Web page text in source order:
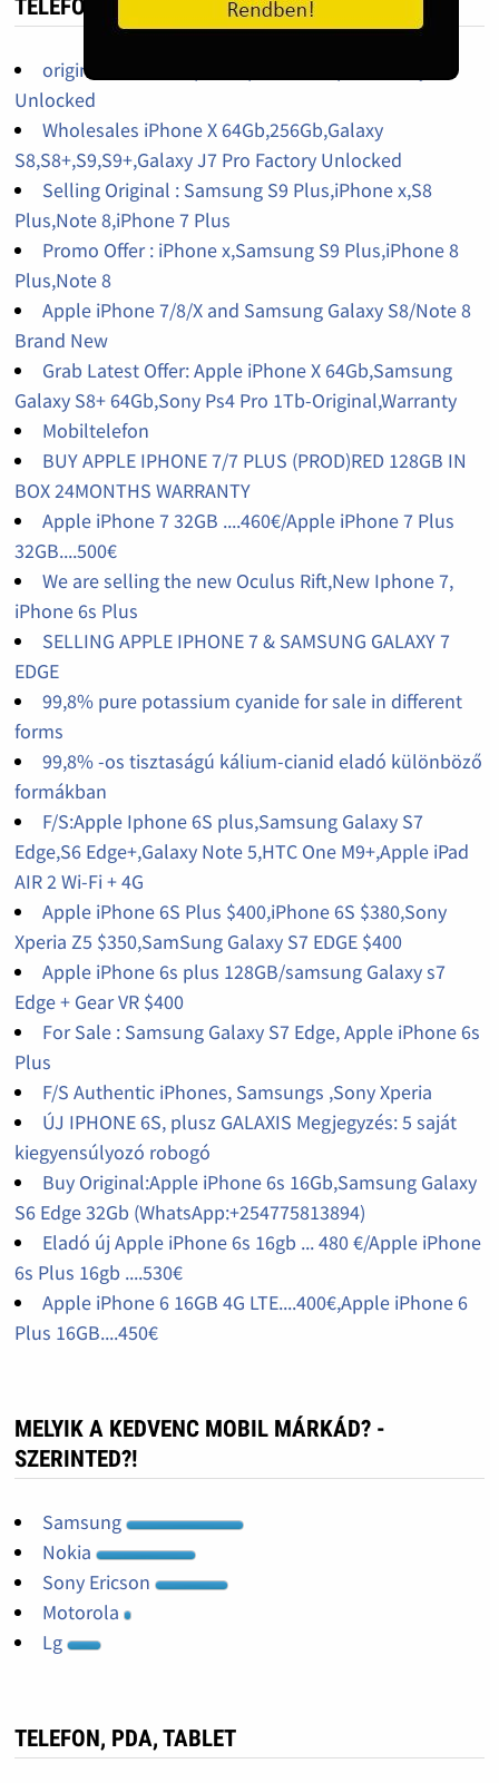
TELEFON HIRDETÉS
original iPhone 14pro,14promax,13pro factory
Unlocked
Wholesales iPhone X 64Gb,256Gb,Galaxy
S8,S8+,S9,S9+,Galaxy J7 Pro Factory Unlocked
Selling Original : Samsung S9 Plus,iPhone x,S8
Plus,Note 8,iPhone 7 Plus
Promo Offer : iPhone x,Samsung S9 Plus,iPhone 8
Plus,Note 8
Apple iPhone 7/8/X and Samsung Galaxy S8/Note 8
Brand New
Grab Latest Offer: Apple iPhone X 64Gb,Samsung
Galaxy S8+ 64Gb,Sony Ps4 Pro 1Tb-Original,Warranty
Mobiltelefon
BUY APPLE IPHONE 7/7 PLUS (PROD)RED 128GB IN
BOX 24MONTHS WARRANTY
Apple iPhone 7 32GB ....460€/Apple iPhone 7 Plus
32GB....500€
We are selling the new Oculus Rift,New Iphone 7,
iPhone 6s Plus
SELLING APPLE IPHONE 7 & SAMSUNG GALAXY 7
EDGE
99,8% pure potassium cyanide for sale in different
forms
99,8% -os tisztaságú kálium-cianid eladó különböző
formákban
F/S:Apple Iphone 6S plus,Samsung Galaxy S7
Edge,S6 Edge+,Galaxy Note 5,HTC One M9+,Apple iPad
AIR 2 Wi-Fi + 4G
Apple iPhone 6S Plus $400,iPhone 6S $380,Sony
Xperia Z5 $350,SamSung Galaxy S7 EDGE $400
Apple iPhone 6s plus 128GB/samsung Galaxy s7
Edge + Gear VR $400
For Sale : Samsung Galaxy S7 Edge, Apple iPhone 6s
Plus
F/S Authentic iPhones, Samsungs ,Sony Xperia
ÚJ IPHONE 6S, plusz GALAXIS Megjegyzés: 5 saját
kiegyensúlyozó robogó
Buy Original:Apple iPhone 6s 16Gb,Samsung Galaxy
S6 Edge 32Gb (WhatsApp:+254775813894)
Eladó új Apple iPhone 6s 16gb ... 480 €/Apple iPhone
6s Plus 16gb ....530€
Apple iPhone 6 16GB 4G LTE....400€,Apple iPhone 6
Plus 16GB....450€
MELYIK A KEDVENC MOBIL MÁRKÁD? -
SZERINTED?!
Samsung
Nokia
Sony Ericson
Motorola
Lg
TELEFON, PDA, TABLET